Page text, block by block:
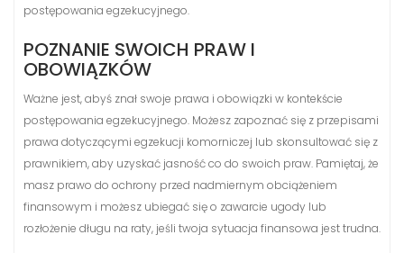
postępowania egzekucyjnego.
POZNANIE SWOICH PRAW I
OBOWIĄZKÓW
Ważne jest, abyś znał swoje prawa i obowiązki w kontekście
postępowania egzekucyjnego. Możesz zapoznać się z przepisami
prawa dotyczącymi egzekucji komorniczej lub skonsultować się z
prawnikiem, aby uzyskać jasność co do swoich praw. Pamiętaj, że
masz prawo do ochrony przed nadmiernym obciążeniem
finansowym i możesz ubiegać się o zawarcie ugody lub
rozłożenie długu na raty, jeśli twoja sytuacja finansowa jest trudna.